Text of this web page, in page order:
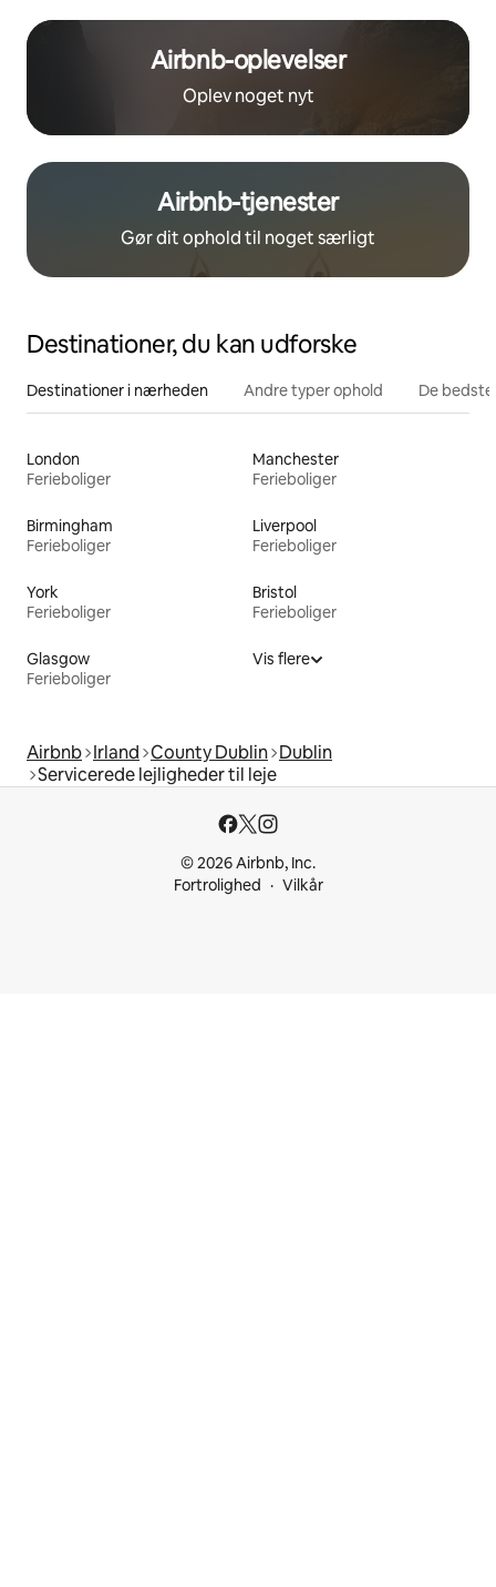
Airbnb-oplevelser
Oplev noget nyt
Airbnb-tjenester
Gør dit ophold til noget særligt
Destinationer, du kan udforske
Destinationer i nærheden Andre typer ophold De
London
Ferieboliger
Manchester
Ferieboliger
Birmingham
Ferieboliger
Liverpool
Ferieboliger
York
Ferieboliger
Bristol
Ferieboliger
Glasgow
Ferieboliger
Vis flere
Airbnb Irland County Dublin Dublin
Servicerede lejligheder til leje
© 2026 Airbnb, Inc.
Fortrolighed
Vilkår